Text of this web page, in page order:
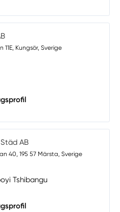
Kungsör, Sverige
AB
40, 195 57 Märsta, Sverige
Tshibangu